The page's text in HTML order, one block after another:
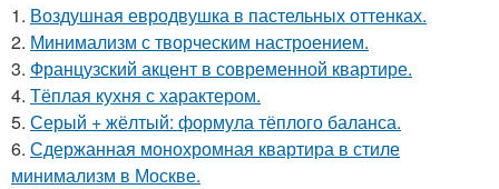
1. Воздушная евродвушка в пастельных оттенках.
2. Минимализм с творческим настроением.
3. Французский акцент в современной квартире.
4. Тёплая кухня с характером.
5. Серый + жёлтый: формула тёплого баланса.
6. Сдержанная монохромная квартира в стиле
минимализм в Москве.